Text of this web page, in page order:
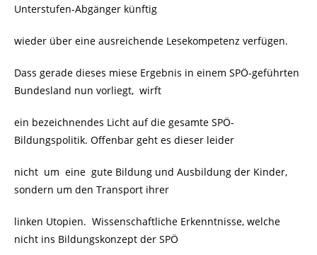
Unterstufen-Abgänger künftig
wieder über eine ausreichende Lesekompetenz verfügen.
Dass gerade dieses miese Ergebnis in einem SPÖ-geführten
Bundesland nun vorliegt, wirft
ein bezeichnendes Licht auf die gesamte SPÖ-
Bildungspolitik. Offenbar geht es dieser leider
nicht um eine gute Bildung und Ausbildung der Kinder,
sondern um den Transport ihrer
linken Utopien. Wissenschaftliche Erkenntnisse, welche
nicht ins Bildungskonzept der SPÖ